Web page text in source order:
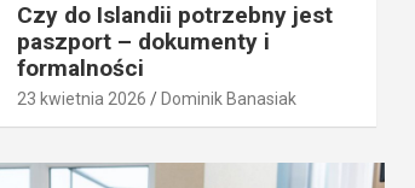
Czy do Islandii potrzebny jest
paszport – dokumenty i
formalności
23 kwietnia 2026 Dominik Banasiak